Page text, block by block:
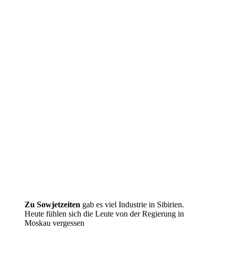
Zu Sowjetzeiten gab es viel Industrie in Sibirien.
Heute fühlen sich die Leute von der Regierung in
Moskau vergessen